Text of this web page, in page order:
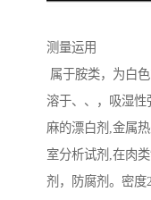
测量运用
属于胺类，为白
溶于、、，吸湿性
麻的漂白剂,金属
室分析试剂,在肉
剂，防腐剂。密